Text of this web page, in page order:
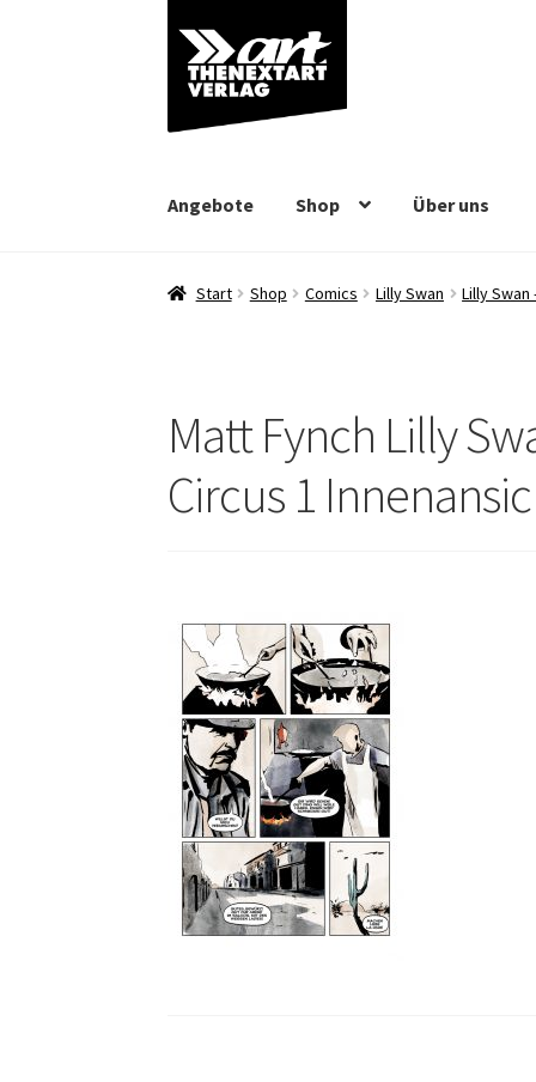
Zur
Navigation
springen
Zum
Inhalt
springen
Angebote Shop Über uns
Start Shop Comics Lilly Swan Lilly Swan
Matt Fynch Lilly
Circus 1